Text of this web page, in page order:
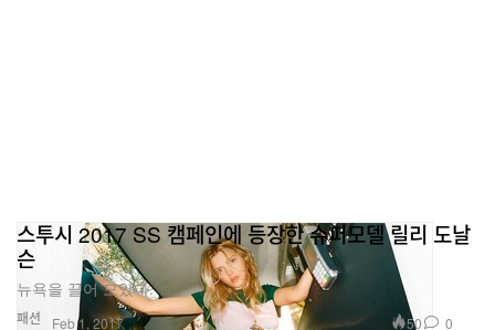
패션
스투시 2017 SS 캠페인에 등장한 슈퍼모델 릴리 도날
슨
뉴욕을 끌어 모았다.
Feb 1, 2017 50 0